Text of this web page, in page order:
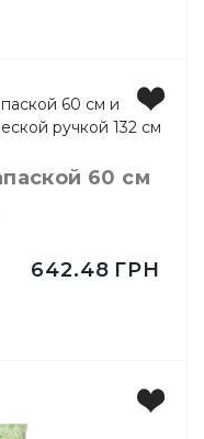
60 см
642.48 ГРН